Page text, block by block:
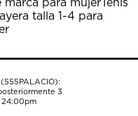
marca para mujerTenis
talla 1-4 para
(555PALACIO):
3
24:00pm